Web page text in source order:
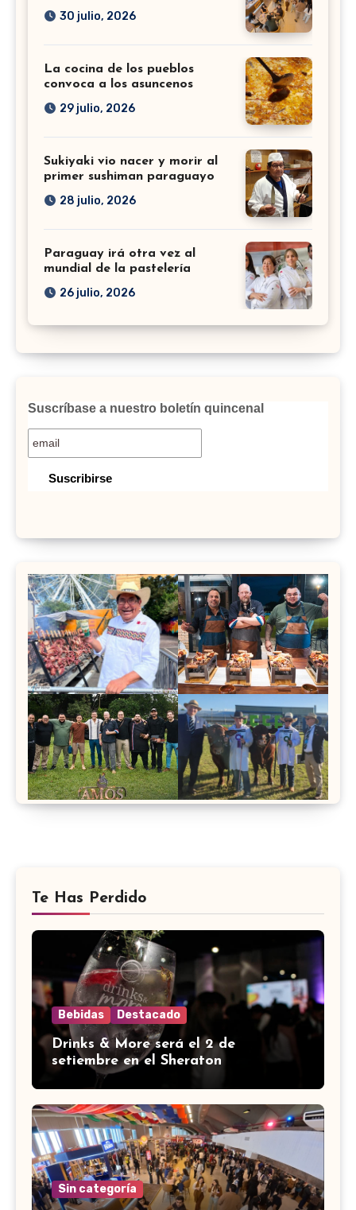
30 julio, 2026
La cocina de los pueblos
convoca a los asuncenos
29 julio, 2026
Sukiyaki vio nacer y morir al
primer sushiman paraguayo
28 julio, 2026
Paraguay irá otra vez al
mundial de la pastelería
26 julio, 2026
Suscríbase a nuestro boletín quincenal
Te Has Perdido
Bebidas Destacado
Drinks & More será el 2 de
setiembre en el Sheraton
Sin categoría